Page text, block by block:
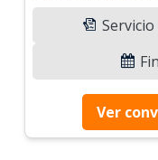
Servicio
Ver